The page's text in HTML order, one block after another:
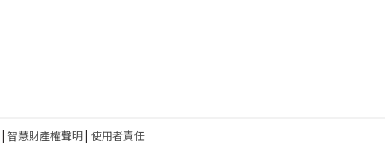
| 智慧財產權聲明| 使用者責任